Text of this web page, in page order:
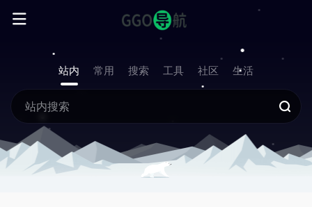
站内 常用 搜索 工具 社区 生活